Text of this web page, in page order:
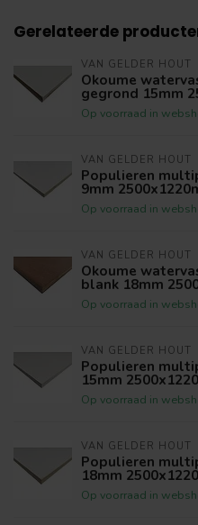
Gerelateerde
VAN GELDER HOUT
Okoume
gegrond 15mm
Op voorraad in
VAN GELDER HOUT
Populieren
9mm
Op voorraad in
VAN GELDER HOUT
Okoume
blank 18mm
Op voorraad in
VAN GELDER HOUT
Populieren
15mm
Op voorraad in
VAN GELDER HOUT
Populieren
18mm
Op voorraad in